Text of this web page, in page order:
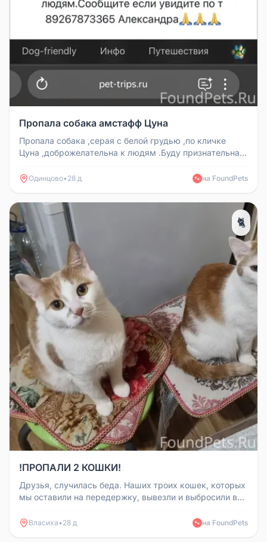
Пропала собака амстафф Цуна
Пропала собака ,серая с белой грудью ,по кличке
Цуна ,доброжелательна к людям .Буду признательна
Одинцово• 28 д 🐾 на FoundPets
🐈
!ПРОПАЛИ 2 КОШКИ!
Друзья, случилась беда. Наших троих кошек, которых
мы оставили на передержку, вывезли и выбросили в
Власиха• 28 д 🐾 на FoundPets